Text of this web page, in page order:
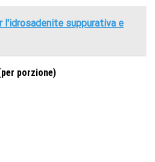
l'idrosadenite suppurativa e
porzione)